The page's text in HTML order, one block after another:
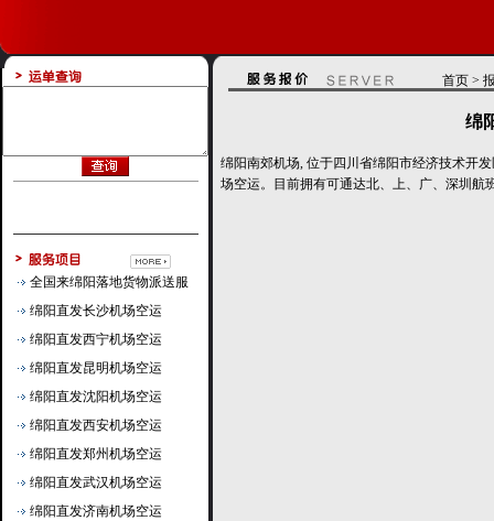
全国来绵阳落地货物派送服
绵阳直发长沙机场空运
绵阳直发西宁机场空运
绵阳直发昆明机场空运
绵阳直发沈阳机场空运
绵阳直发西安机场空运
绵阳直发郑州机场空运
绵阳直发武汉机场空运
绵阳直发济南机场空运
首页>
绵
绵阳南郊机场, 位于四川省绵阳市经济技术开
场空运。目前拥有可通达北、上、广、深圳航